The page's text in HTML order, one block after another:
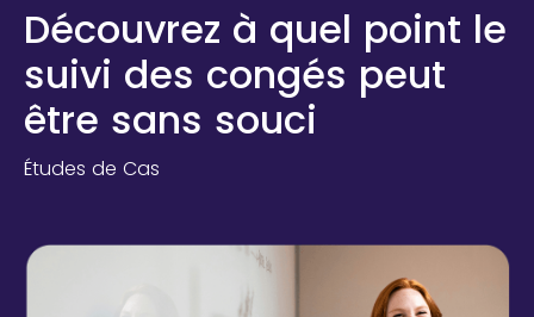
Découvrez à quel point le
suivi des congés peut
être sans souci
Études de Cas